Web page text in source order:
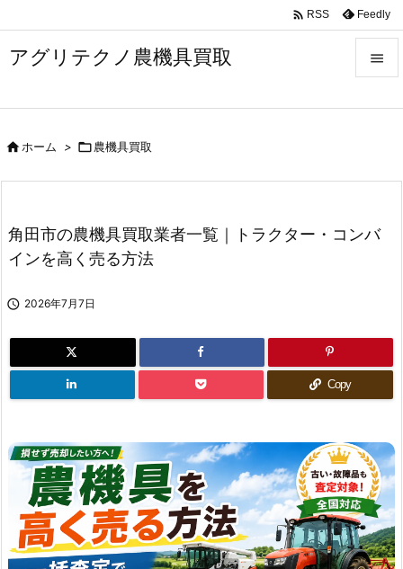
アグリテクノ農機具買取 


 RSS Feedly
ホーム > 農機具買取
角田市の農機具買取業者一覧｜トラクター・コンバ
インを高く売る方法
 2026年7月7日
Copy